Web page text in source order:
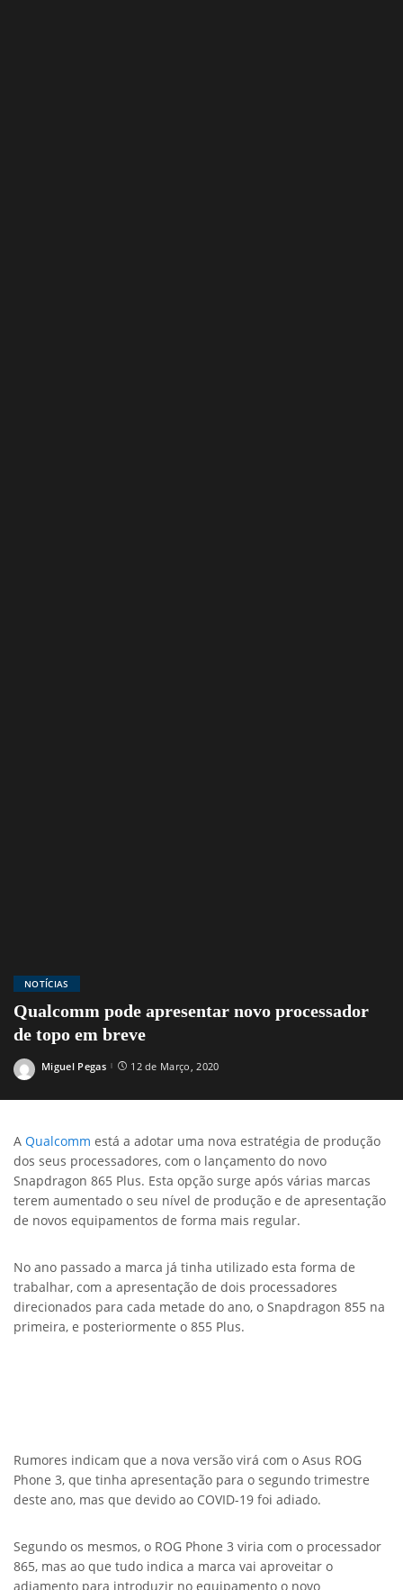
NOTÍCIAS
Qualcomm pode apresentar novo processador
de topo em breve
Posted
Miguel Pegas 12 de Março, 2020
A Qualcomm está a adotar uma nova estratégia de produção
dos seus processadores, com o lançamento do novo
Snapdragon 865 Plus. Esta opção surge após várias marcas
terem aumentado o seu nível de produção e de apresentação
de novos equipamentos de forma mais regular.
No ano passado a marca já tinha utilizado esta forma de
trabalhar, com a apresentação de dois processadores
direcionados para cada metade do ano, o Snapdragon 855 na
primeira, e posteriormente o 855 Plus.
Rumores indicam que a nova versão virá com o Asus ROG
Phone 3, que tinha apresentação para o segundo trimestre
deste ano, mas que devido ao COVID-19 foi adiado.
Segundo os mesmos, o ROG Phone 3 viria com o processador
865, mas ao que tudo indica a marca vai aproveitar o
adiamento para introduzir no equipamento o novo